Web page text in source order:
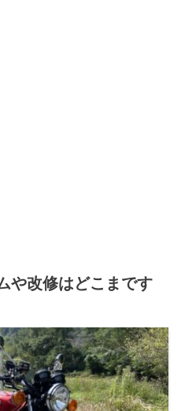
や改修はどこまです